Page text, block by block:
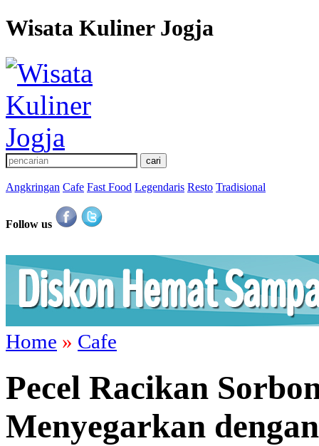
Wisata Kuliner Jogja
Angkringan Cafe Fast Food Legendaris Resto Tradisional
Follow us
Home » Cafe
Pecel Racikan
Menyegarkan